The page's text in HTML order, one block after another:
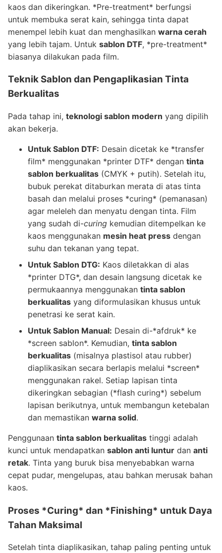
kaos dan dikeringkan. *Pre-treatment* berfungsi
untuk membuka serat kain, sehingga tinta dapat
menempel lebih kuat dan menghasilkan warna cerah
yang lebih tajam. Untuk sablon DTF, *pre-treatment*
biasanya dilakukan pada film.
Teknik Sablon dan Pengaplikasian Tinta
Berkualitas
Pada tahap ini, teknologi sablon modern yang dipilih
akan bekerja.
Untuk Sablon DTF: Desain dicetak ke *transfer
film* menggunakan *printer DTF* dengan tinta
sablon berkualitas (CMYK + putih). Setelah itu,
bubuk perekat ditaburkan merata di atas tinta
basah dan melalui proses *curing* (pemanasan)
agar meleleh dan menyatu dengan tinta. Film
yang sudah di-curing kemudian ditempelkan ke
kaos menggunakan mesin heat press dengan
suhu dan tekanan yang tepat.
Untuk Sablon DTG: Kaos diletakkan di alas
*printer DTG*, dan desain langsung dicetak ke
permukaannya menggunakan tinta sablon
berkualitas yang diformulasikan khusus untuk
penetrasi ke serat kain.
Untuk Sablon Manual: Desain di-*afdruk* ke
*screen sablon*. Kemudian, tinta sablon
berkualitas (misalnya plastisol atau rubber)
diaplikasikan secara berlapis melalui *screen*
menggunakan rakel. Setiap lapisan tinta
dikeringkan sebagian (*flash curing*) sebelum
lapisan berikutnya, untuk membangun ketebalan
dan memastikan warna solid.
Penggunaan tinta sablon berkualitas tinggi adalah
kunci untuk mendapatkan sablon anti luntur dan anti
retak. Tinta yang buruk bisa menyebabkan warna
cepat pudar, mengelupas, atau bahkan merusak bahan
kaos.
Proses *Curing* dan *Finishing* untuk Daya
Tahan Maksimal
Setelah tinta diaplikasikan, tahap paling penting untuk